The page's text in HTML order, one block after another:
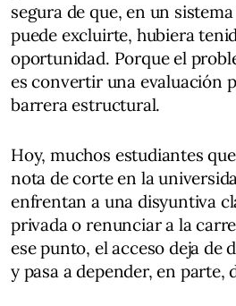
segura de que, en un
puede excluirte, hubiera
oportunidad. Porque el
es convertir una evaluación
barrera estructural.
Hoy, muchos estudiantes
nota de corte en la
enfrentan a una disyuntiva
privada o renunciar a la
ese punto, el acceso deja de
y pasa a depender, en parte,